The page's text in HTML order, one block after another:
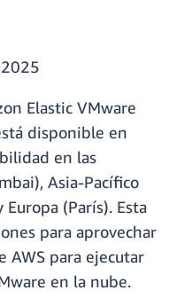
Elastic VMware
disponible en
en las
Asia-Pacífico
(París). Esta
para aprovechar
AWS para ejecutar
en la nube.